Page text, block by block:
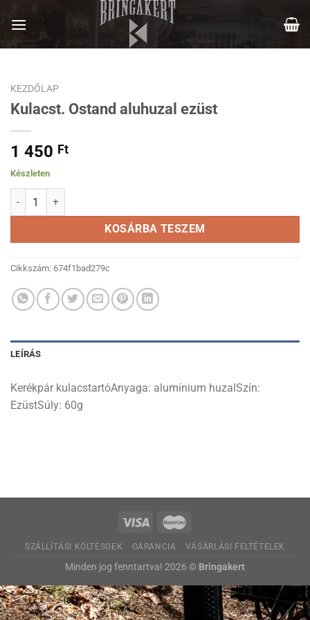
KEZDŐLAP
Kulacst. Ostand aluhuzal ezüst
1 450 Ft
Készleten
Kulacst. Ostand aluhuzal ezüst mennyiség
KOSÁRBA TESZEM
Cikkszám: 674f1bad279c
LEÍRÁS
Kerékpár kulacstartóAnyaga: alumínium huzalSzín:
EzüstSúly: 60g
SZÁLLÍTÁSI KÖLTÉSGEK GARANCIA VÁSÁRLÁSI FELTÉTELEK
Minden jog fenntartva! 2026 © Bringakert